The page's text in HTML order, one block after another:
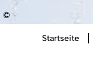
©
Sie
Startseite